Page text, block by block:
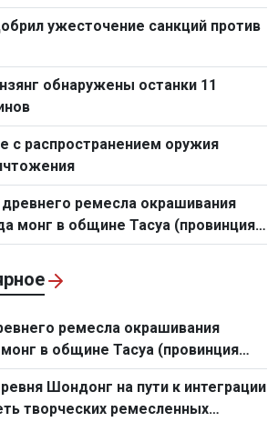
ужесточение санкций против
обнаружены останки 11
с распространением оружия
ремесла окрашивания
монг в общине Тасуа (провинция
ремесла окрашивания
в общине Тасуа (провинция
Шондонг на пути к интеграции
творческих ремесленных